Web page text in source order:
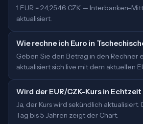
1 EUR = 24,2546 CZK — Interbanken-
aktualisiert.
Wie rechne ich Euro in
Geben Sie den Betrag in den Rechner
aktualisiert sich live mit dem aktuellen
Wird der EUR/CZK-Kurs in
Ja, der Kurs wird sekündlich aktualisiert.
Tag bis 5 Jahren zeigt der Chart.